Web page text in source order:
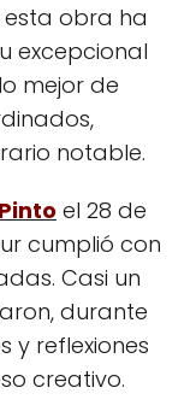
esta obra ha
excepcional
mejor de
notable.
el 28 de
cumplió con
Casi un
durante
y reflexiones
creativo.